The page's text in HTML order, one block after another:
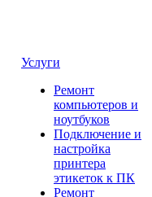
Услуги
Ремонт
компьютеров и
ноутбуков
Подключение и
настройка
принтера
этикеток к ПК
Ремонт